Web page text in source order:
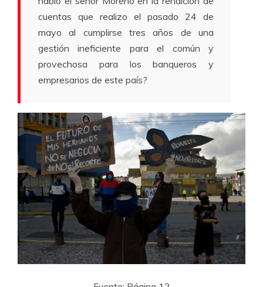
cuentas que realizo el pasado 24 de
mayo al cumplirse tres años de una
gestión ineficiente para el común y
provechosa para los banqueros y
empresarios de este país?